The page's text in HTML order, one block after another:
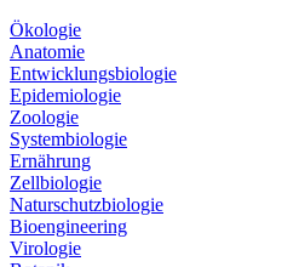
Ökologie
Anatomie
Entwicklungsbiologie
Epidemiologie
Zoologie
Systembiologie
Ernährung
Zellbiologie
Naturschutzbiologie
Bioengineering
Virologie